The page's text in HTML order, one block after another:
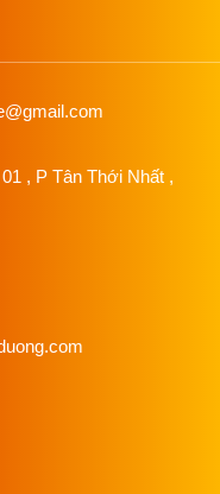
Hơn nữa, máy có độ
bảo trì và thay thế.
ngay cả với những
trì máy cũng đơn
để vệ sinh hoặc thay
, P Tân Thới Nhất ,